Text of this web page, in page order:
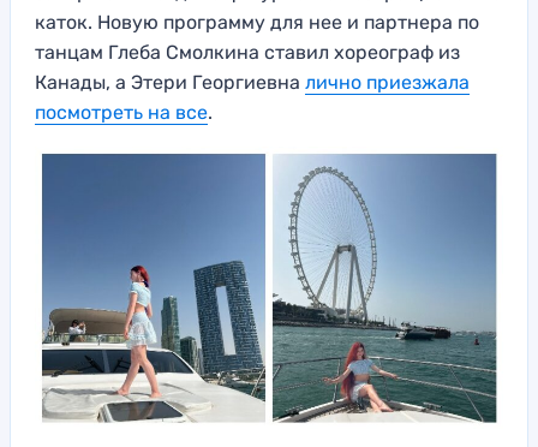
каток. Новую программу для нее и партнера по
танцам Глеба Смолкина ставил хореограф из
Канады, а Этери Георгиевна лично приезжала
посмотреть на все.